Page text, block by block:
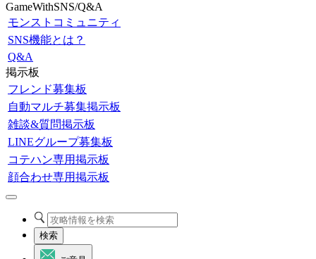
GameWithSNS/Q&A
モンストコミュニティ
SNS機能とは？
Q&A
掲示板
フレンド募集板
自動マルチ募集掲示板
雑談&質問掲示板
LINEグループ募集板
コテハン専用掲示板
顔合わせ専用掲示板
検索